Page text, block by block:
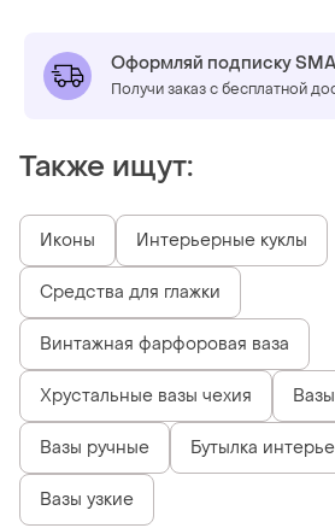
Оформляй подписку
Получи заказ с бесплатной
Также ищут:
Иконы Интерьерные куклы
Средства для глажки
Винтажная фарфоровая ваза
Хрустальные вазы чехия
Вазы ручные Бутылка
Вазы узкие